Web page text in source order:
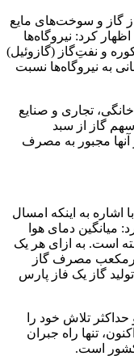
از گاز و سوخت‌های مایع
کرد:­ نیروگاه‌ها
و نفتِ‌گاز (گازوئیل)
به نیروگاه‌ها نسبت
تجاری و صنایع
سهم گاز از سبد
مجبور به مصرف
به اینکه امسال
میانگین دمای هوا
درجه کاهش یافته است. به ازای هر یک
حدود ۲۵ میلیون مترمکعب مصرف گاز
گاز یک فاز پارس
تلاش خود را
­تنها راه جبران
است.